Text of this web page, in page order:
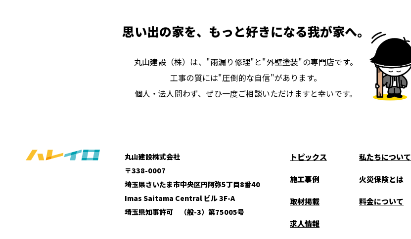
思い出の家を、もっと好きになる我が家へ。
丸山建設（株）は、"雨漏り修理"と"外壁塗装"の専門店です。
工事の質には"圧倒的な自信"があります。
個人・法人問わず、ぜひ一度ご相談いただけますと幸いです。
丸山建設株式会社
〒338-0007
埼玉県さいたま市中央区円阿弥5丁目8番40
Imas Saitama Central ビル 3F-A
埼玉県知事許可 （般-3）第75005号
トピックス
施工事例
取材掲載
求人情報
私たちについて
火災保険とは
料金について